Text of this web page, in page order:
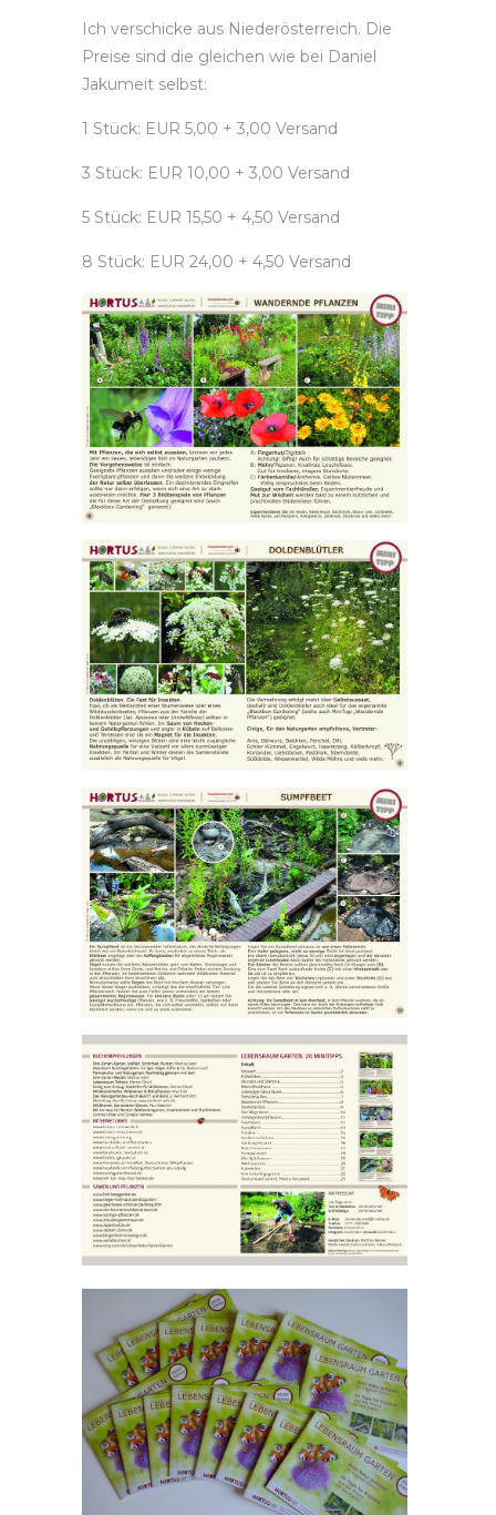
Ich verschicke aus Niederösterreich. Die
Preise sind die gleichen wie bei Daniel
Jakumeit selbst:
1 Stück: EUR 5,00 + 3,00 Versand
3 Stück: EUR 10,00 + 3,00 Versand
5 Stück: EUR 15,50 + 4,50 Versand
8 Stück: EUR 24,00 + 4,50 Versand